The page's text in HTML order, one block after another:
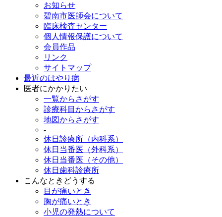
お知らせ
碧南市医師会について
臨床検査センター
個人情報保護について
会員作品
リンク
サイトマップ
最近のはやり病
医者にかかりたい
一覧からさがす
診療科目からさがす
地図からさがす
-
休日診療所（内科系）
休日当番医（外科系）
休日当番医（その他）
休日歯科診療所
こんなときどうする
目が痛いとき
胸が痛いとき
小児の発熱について